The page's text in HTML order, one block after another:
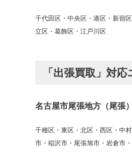
千代田区・中央区・港区・新宿
立区・葛飾区・江戸川区
「出張買取」対応
名古屋市尾張地方（尾張）
千種区・東区・北区・西区・中
市・稲沢市・尾張旭市・岩倉市